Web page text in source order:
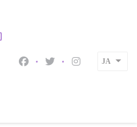
ウィンドウで開きます))
しいウィンドウで開きます))
Facebook ((新しいウィン
Twitter ((新しいウ
Instagram ((
JA